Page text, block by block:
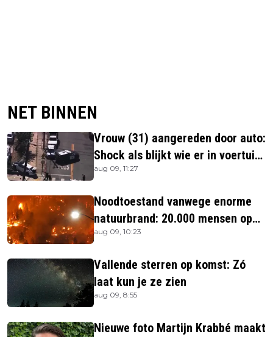
NET BINNEN
Vrouw (31) aangereden door auto:
Shock als blijkt wie er in voertuig
zitten
aug 09, 11:27
Noodtoestand vanwege enorme
natuurbrand: 20.000 mensen op
de vlucht
aug 09, 10:23
Vallende sterren op komst: Zó
laat kun je ze zien
aug 09, 8:55
Nieuwe foto Martijn Krabbé maakt